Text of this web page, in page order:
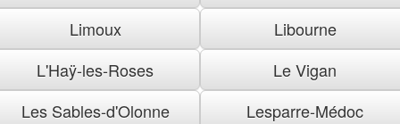
Limoux
Libourne
L'Haÿ-les-Roses
Le Vigan
Les Sables-d'Olonne
Lesparre-Médoc